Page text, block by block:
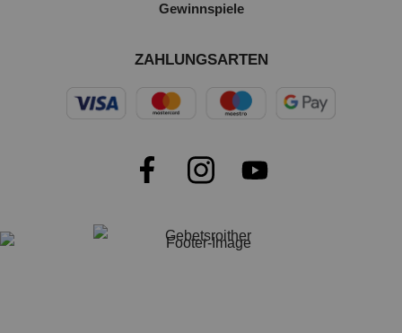
Gewinnspiele
ZAHLUNGSARTEN